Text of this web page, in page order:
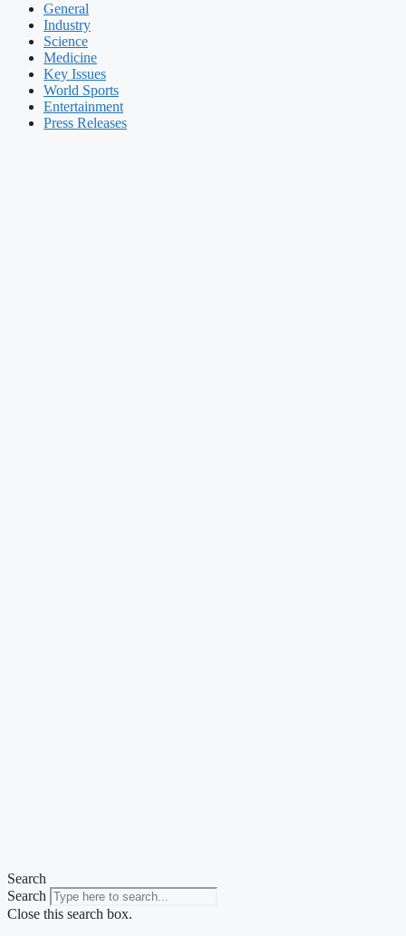
General
Industry
Science
Medicine
Key Issues
World Sports
Entertainment
Press Releases
Search
Search
Close this search box.